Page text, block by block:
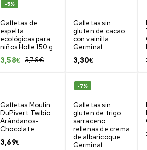
-5%
Galletas de
espelta
ecológicas para
niños Holle 150 g
3,76€
3,58€
Galletas sin
gluten de cacao
con vainilla
Germinal
3,30€
Galletas Moulin
DuPivert Twibio
Arándanos-
Chocolate
3,69€
-7%
Galletas sin
gluten de trigo
sarraceno
rellenas de crema
de albaricoque
Germinal